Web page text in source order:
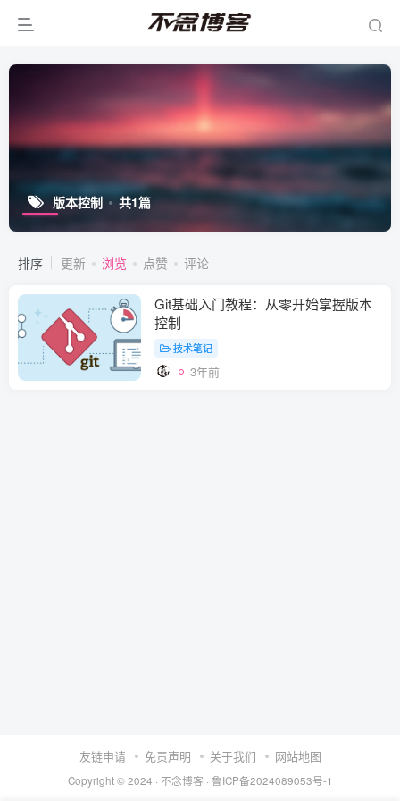
版本控制 共1篇
排序 更新 浏览 点赞 评论
Git基础入门教程：从零开始掌握版本
控制
技术笔记
3年前
友链申请 免责声明 关于我们 网站地图
Copyright © 2024 · 不念博客 · 鲁ICP备2024089053号-1